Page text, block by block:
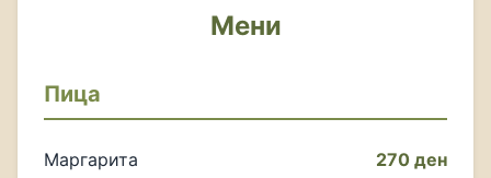
Мени
Пица
Маргарита 270 ден